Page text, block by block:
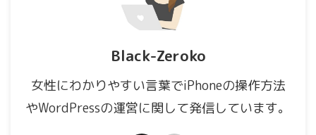
Black-Zeroko
女性にわかりやすい言葉でiPhoneの操作方法
やWordPressの運営に関して発信しています。